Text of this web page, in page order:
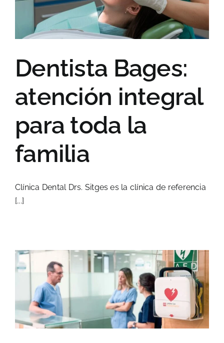
Dentista Bages:
atención integral
para toda la
familia
Clínica Dental Drs. Sitges es la clínica de referencia
[...]